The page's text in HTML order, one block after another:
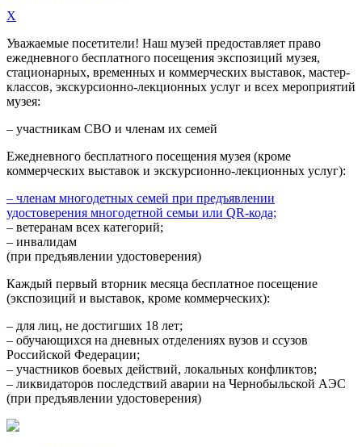
X
Уважаемые посетители! Наш музей предоставляет право
ежедневного бесплатного посещения экспозиций музея,
стационарных, временных и коммерческих выставок, мастер-
классов, экскурсионно-лекционных услуг и всех мероприятий
музея:
– участникам СВО и членам их семей
Ежедневного бесплатного посещения музея (кроме
коммерческих выставок и экскурсионно-лекционных услуг):
– членам многодетных семей при предъявлении
удостоверения многодетной семьи или QR-кода;
– ветеранам всех категорий;
– инвалидам
(при предъявлении удостоверения)
Каждый первый вторник месяца бесплатное посещение
(экспозиций и выставок, кроме коммерческих):
– для лиц, не достигших 18 лет;
– обучающихся на дневных отделениях вузов и ссузов
Российской Федерации;
– участников боевых действий, локальных конфликтов;
– ликвидаторов последствий аварии на Чернобыльской АЭС
(при предъявлении удостоверения)